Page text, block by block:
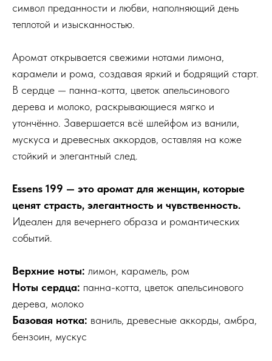
символ преданности и любви, наполняющий день
теплотой и изысканностью.
Аромат открывается свежими нотами лимона,
карамели и рома, создавая яркий и бодрящий старт.
В сердце — панна-котта, цветок апельсинового
дерева и молоко, раскрывающиеся мягко и
утончённо. Завершается всё шлейфом из ванили,
мускуса и древесных аккордов, оставляя на коже
стойкий и элегантный след.
Essens 199 — это аромат для женщин, которые
ценят страсть, элегантность и чувственность.
Идеален для вечернего образа и романтических
событий.
Верхние ноты: лимон, карамель, ром
Ноты сердца: панна-котта, цветок апельсинового
дерева, молоко
Базовая нотка: ваниль, древесные аккорды, амбра,
бензоин, мускус